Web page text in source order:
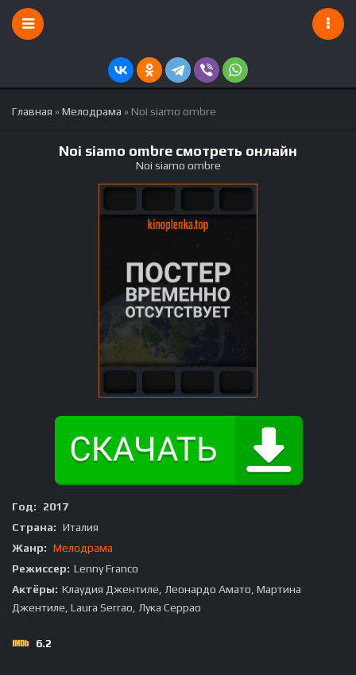
Главная »Мелодрама » Noi siamo ombre
Noi siamo ombre смотреть онлайн
Noi siamo ombre
Год:
2017
Страна: Италия
Жанр: Мелодрама
Режиссер: Lenny Franco
Актёры: Клаудия Джентиле, Леонардо Амато, Мартина
Джентиле, Laura Serrao, Лука Серрао
6.2